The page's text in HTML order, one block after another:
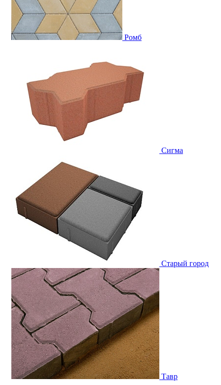
Ромб
Сигма
Старый город
Тавр